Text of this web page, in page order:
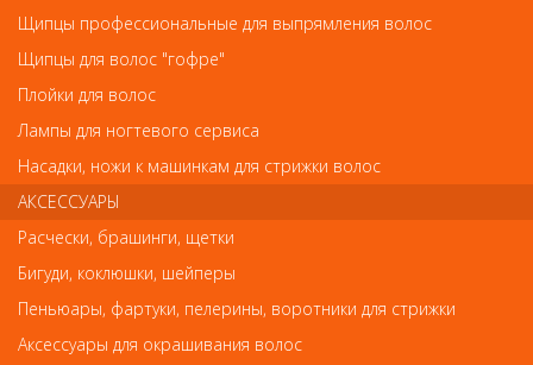
Арт. 73030/СS-C1
Расчески, брашинги, щетки
Расческа Оливия Гарден carbosilk конусная 73030/СS-C1
Щипцы профессиональные для выпрямления волос
Щипцы для волос "гофре"
Плойки для волос
Лампы для ногтевого сервиса
Насадки, ножи к машинкам для стрижки волос
АКСЕССУАРЫ
Расчески, брашинги, щетки
Бигуди, коклюшки, шейперы
Пеньюары, фартуки, пелерины, воротники для стрижки
Аксессуары для окрашивания волос